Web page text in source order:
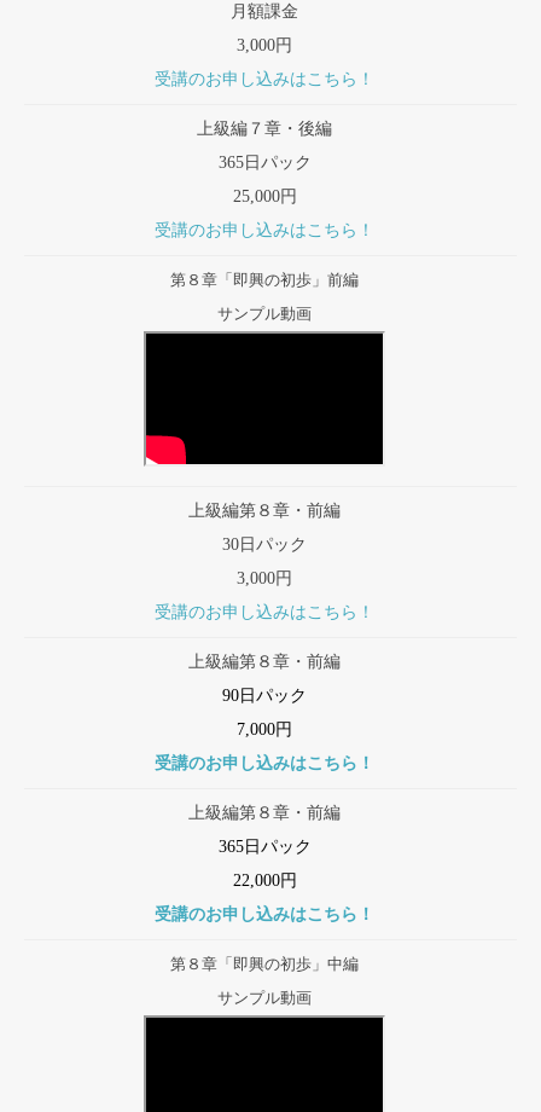
月額課金
3,000円
受講のお申し込みはこちら！
上級編７章・後編
365日パック
25,000円
受講のお申し込みはこちら！
第８章「即興の初歩」前編
サンプル動画
上級編第８章・前編
30日パック
3,000円
受講のお申し込みはこちら！
上級編第８章・前編
90日パック
7,000円
受講のお申し込みはこちら！
上級編第８章・前編
365日パック
22,000円
受講のお申し込みはこちら！
第８章「即興の初歩」中編
サンプル動画